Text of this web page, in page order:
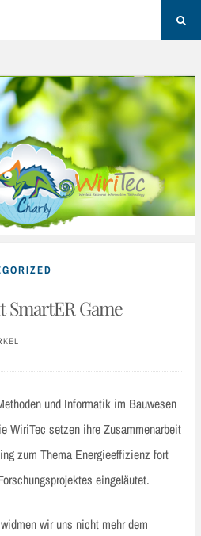
Game
und Informatik im Bauwesen
WiriTec setzen ihre Zusammenarbeit
zum Thema Energieeffizienz fort
eingeläutet.
wir uns nicht mehr dem